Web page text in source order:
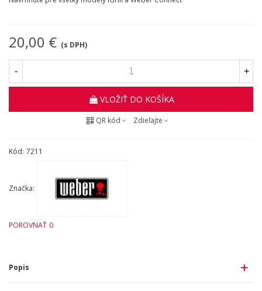
20,00 € (s DPH)
- +
VLOŽIŤ DO KOŠÍKA
QR kód Zdieľajte
Kód: 7211
Značka:
POROVNAŤ 0
Popis